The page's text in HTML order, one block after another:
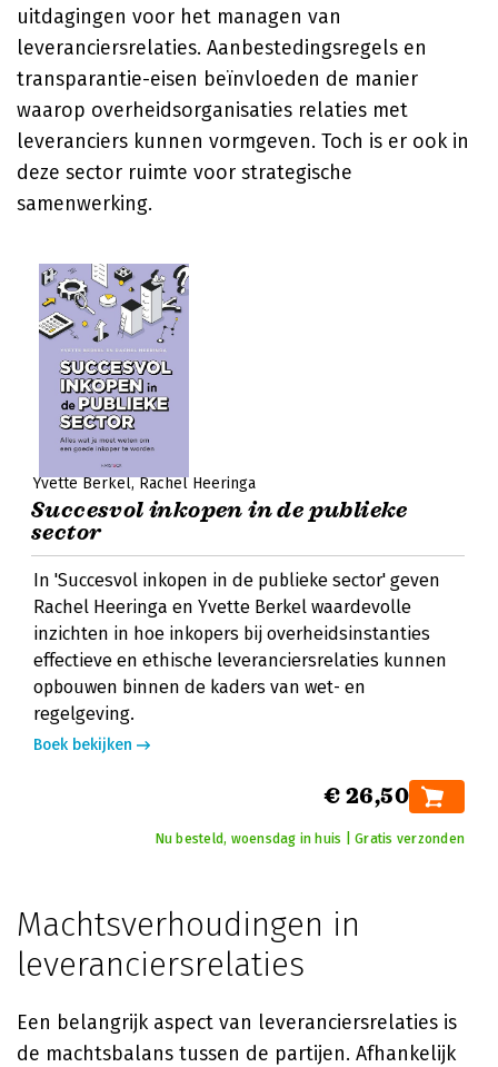
uitdagingen voor het managen van
leveranciersrelaties. Aanbestedingsregels en
transparantie-eisen beïnvloeden de manier
waarop overheidsorganisaties relaties met
leveranciers kunnen vormgeven. Toch is er ook in
deze sector ruimte voor strategische
samenwerking.
Yvette Berkel Rachel Heeringa
Succesvol inkopen in de publieke
sector
In 'Succesvol inkopen in de publieke sector' geven
Rachel Heeringa en Yvette Berkel waardevolle
inzichten in hoe inkopers bij overheidsinstanties
effectieve en ethische leveranciersrelaties kunnen
opbouwen binnen de kaders van wet- en
regelgeving.
Boek bekijken
€ 26,50
Nu besteld, woensdag in huis | Gratis verzonden
Machtsverhoudingen in
leveranciersrelaties
Een belangrijk aspect van leveranciersrelaties is
de machtsbalans tussen de partijen. Afhankelijk